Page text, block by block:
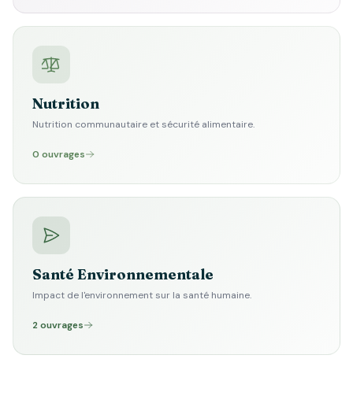
Nutrition
Nutrition communautaire et sécurité alimentaire.
0 ouvrages
Santé Environnementale
Impact de l'environnement sur la santé humaine.
2 ouvrages